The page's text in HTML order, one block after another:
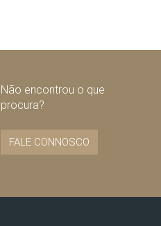
Não encontrou o que
procura?
FALE CONNOSCO